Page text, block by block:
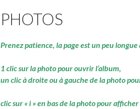
PHOTOS
Prenez patience, la page est un peu longue
1 clic sur la photo pour ouvrir l’album,
un clic à droite ou à gauche de la photo
clic sur « i » en bas de la photo pour